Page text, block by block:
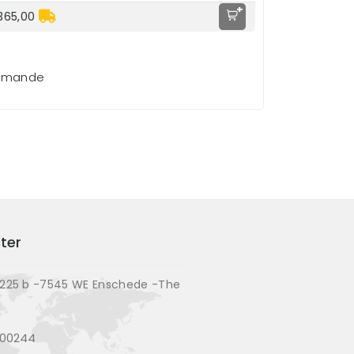
+
b -7545 WE Enschede -The